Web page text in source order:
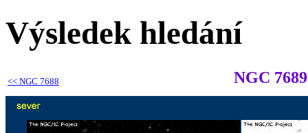
Výsledek hledání
<< NGC 7688 NGC 7689